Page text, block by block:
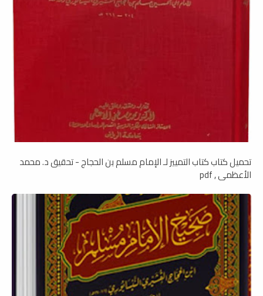
تحميل كتاب كتاب التمييز لـ الإمام مسلم بن الحجاج - تحقيق د. محمد
الأعظمى , pdf